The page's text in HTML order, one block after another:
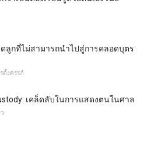
ลูกที่ไม่สามารถนำไปสู่การคลอดบุตร
ตั้งครรภ์
เคล็ดลับในการแสดงตนในศาล